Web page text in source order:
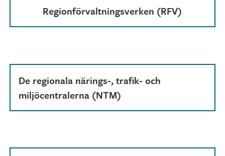
Regionförvaltningsverken (RFV)
De regionala närings-, trafik- och
miljöcentralerna (NTM)